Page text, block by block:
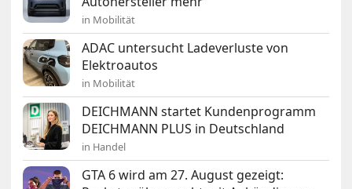
in Mobilität
ADAC untersucht Ladeverluste von
Elektroautos
in Mobilität
DEICHMANN startet Kundenprogramm
DEICHMANN PLUS in Deutschland
in Handel
GTA 6 wird am 27. August gezeigt: